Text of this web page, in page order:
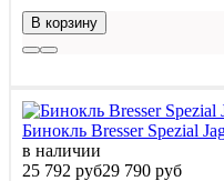
В корзину
Бинокль Bresser Spezial
в наличии
25 792 руб29 790 руб